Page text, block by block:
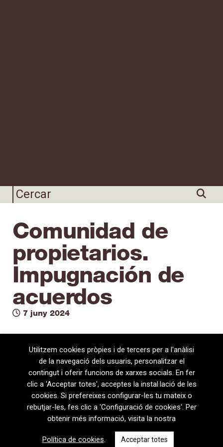
Comunidad de
propietarios.
Impugnación de
acuerdos
7 juny 2024
08720 Vilafranca del Penedès · General Prim 5, 2n · Barcelona
T+34 938 170 417 · +34 938 170 301
Utilitzem cookies pròpies i de tercers per a l'anàlisi
de la navegació dels usuaris, personalitzar el
contingut i oferir funcions de xarxes socials. En fer
clic a 'Acceptar totes', acceptes la instal·lació de les
cookies. Si prefereixes configurar-les tu mateix o
rebutjar-les, fes clic a 'Configuració de cookies'. Per
obtenir més informació, visita la nostra
Política de cookies. Acceptar totes